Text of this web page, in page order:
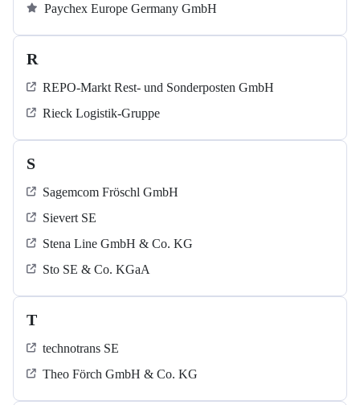
Paychex Europe Germany GmbH
R
REPO-Markt Rest- und Sonderposten GmbH
Rieck Logistik-Gruppe
S
Sagemcom Fröschl GmbH
Sievert SE
Stena Line GmbH & Co. KG
Sto SE & Co. KGaA
T
technotrans SE
Theo Förch GmbH & Co. KG